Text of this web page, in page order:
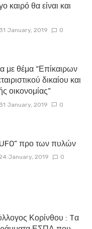
καιρό θα είναι και
31 January, 2019 0
με θέμα “Επίκαιρων
δικαίου και
οικονομίας”
31 January, 2019 0
προ των πυλών
January, 2019 0
Κορίνθου : Tα